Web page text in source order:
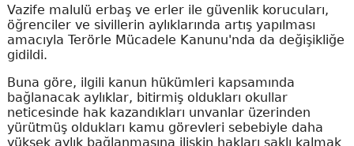
Vazife malulü erbaş ve erler ile güvenlik korucuları,
öğrenciler ve sivillerin aylıklarında artış yapılması
amacıyla Terörle Mücadele Kanunu'nda da değişikliğe
gidildi.
Buna göre, ilgili kanun hükümleri kapsamında
bağlanacak aylıklar, bitirmiş oldukları okullar
neticesinde hak kazandıkları unvanlar üzerinden
yürütmüş oldukları kamu görevleri sebebiyle daha
yüksek aylık bağlanmasına ilişkin hakları saklı kalmak